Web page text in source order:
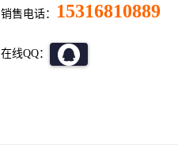
销售电话： 15316810889
在线QQ：